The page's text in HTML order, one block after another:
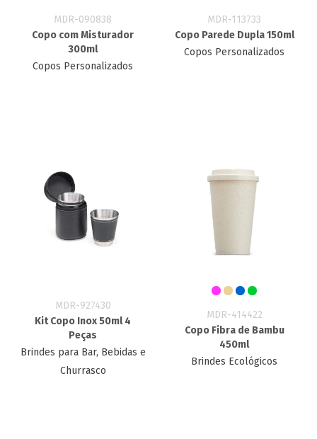
MDR-090838
Copo com Misturador
300ml
Copos Personalizados
MDR-113733
Copo Parede Dupla 150ml
Copos Personalizados
MDR-927430
Kit Copo Inox 50ml 4
Peças
Brindes para Bar, Bebidas e
Churrasco
MDR-414422
Copo Fibra de Bambu
450ml
Brindes Ecológicos